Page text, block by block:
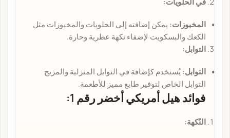
المخبوزات: يمكن إضافته إلى الحلويات والمخبوزات مثل
الكعك والبسكويت لإضفاء نكهة عطرية وحارة.
التوابل:
التوابل:يُستخدم كإضافة في التوابل المنزلية والمزيج
التوابل الخاص لتوفير طابع مميز للأطعمة.
فوائد هيل أمريكي أخضر رقم 1:
النُكهة: